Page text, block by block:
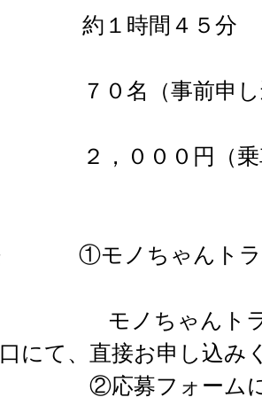
間 約１時間４５分
７０名（事前申
２，０００円（乗車
①モノちゃんトラ
んトラベル
にて、直接お申し込み
ォームによる